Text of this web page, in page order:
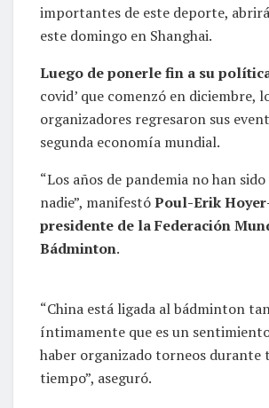
importantes de este deporte,
este domingo en Shanghai.
Luego de ponerle fin a su
covid’ que comenzó en diciembre,
organizadores regresaron sus
segunda economía mundial.
“Los años de pandemia no han
nadie”, manifestóPoul-Erik
presidente de la Federación
Bádminton.
“China está ligada al bádminton
íntimamente que es un
haber organizado torneos durante
tiempo”, aseguró.